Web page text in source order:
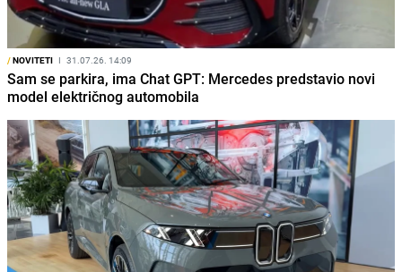
/NOVITETI I 31.07.26. 14:09
Sam se parkira, ima Chat GPT: Mercedes predstavio novi
model električnog automobila